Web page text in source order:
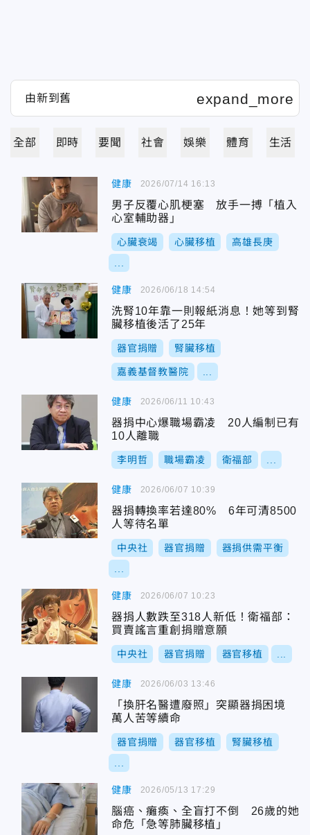
全部 即時 要聞 社會 娛樂 體育 生活
健康
男子反覆心肌梗塞 放手一搏「植入
心室輔助器」
心臟衰竭 心臟移植 高雄長庚
2026/07/14 16:13
健康
洗腎10年靠一則報紙消息！她等到腎
臟移植後活了25年
器官捐贈 腎臟移植
嘉義基督教醫院
2026/06/18 14:54
健康
器捐中心爆職場霸凌 20人編制已有
10人離職
李明哲 職場霸凌 衛福部
2026/06/11 10:43
健康
器捐轉換率若達80% 6年可清8500
人等待名單
中央社 器官捐贈 器捐供需平衡
2026/06/07 10:39
健康
器捐人數跌至318人新低！衛福部：
買賣謠言重創捐贈意願
中央社 器官捐贈 器官移植
2026/06/07 10:23
健康
「換肝名醫遭廢照」突顯器捐困境
萬人苦等續命
器官捐贈 器官移植 腎臟移植
2026/06/03 13:46
健康
腦癌、癱瘓、全盲打不倒 26歲的她
命危「急等肺臟移植」
2026/05/13 17:29